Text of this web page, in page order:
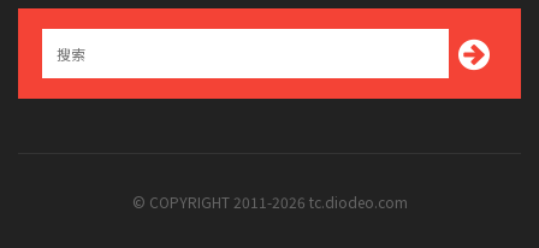
© COPYRIGHT 2011-2026 tc.diodeo.com